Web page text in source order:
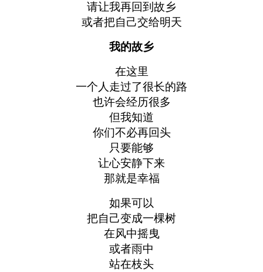
请让我再回到故乡
或者把自己交给明天
我的故乡
在这里
一个人走过了很长的路
也许会经历很多
但我知道
你们不必再回头
只要能够
让心安静下来
那就是幸福
如果可以
把自己变成一棵树
在风中摇曳
或者雨中
站在枝头